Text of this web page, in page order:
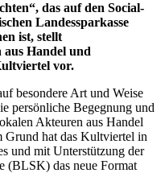
das auf den Social-
Landessparkasse
ist, stellt
aus Handel und
vor.
besondere Art und Weise
persönliche Begegnung und
Akteuren aus Handel
Grund hat das Kultviertel in
und mit Unterstützung der
(BLSK) das neue Format